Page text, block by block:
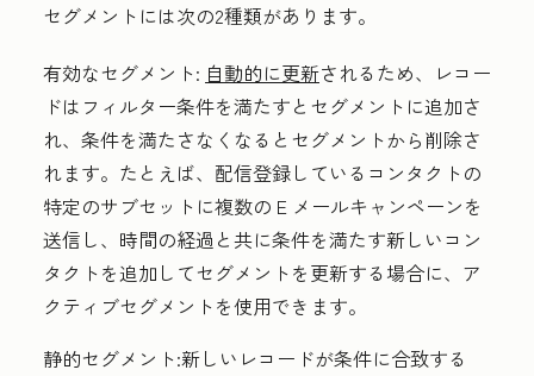
セグメントには次の2種類があります。
有効なセグメント: 自動的に更新されるため、レコー
ドはフィルター条件を満たすとセグメントに追加さ
れ、条件を満たさなくなるとセグメントから削除さ
れます。たとえば、配信登録しているコンタクトの
特定のサブセットに複数の E メールキャンペーンを
送信し、時間の経過と共に条件を満たす新しいコン
タクトを追加してセグメントを更新する場合に、ア
クティブセグメントを使用できます。
静的セグメント:新しいレコードが条件に合致する